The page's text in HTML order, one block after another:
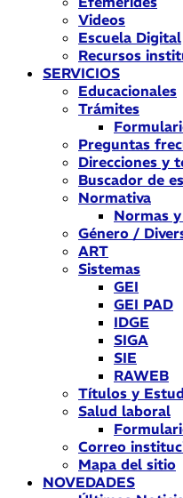
Videos
Escuela Digital
Recursos
SERVICIOS
Educacionales
Trámites
Preguntas
Direcciones y
Buscador de
Normativa
Normas
Género /
ART
Sistemas
GEI
GEI PAD
IDGE
SIGA
SIE
RAWEB
Títulos y
Salud laboral
Correo
Mapa del sitio
NOVEDADES